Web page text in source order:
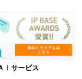
Ｉサービス